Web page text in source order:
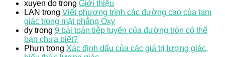
xuyen do trong Giới thiệu
LAN trong Viết phương trình các đường cao của tam
giác trong mặt phẳng Oxy
dy trong 9 bài toán tiếp tuyến của đường tròn có thể
bạn chưa biết?
Phưn trong Xác định dấu của các giá trị lượng giác,